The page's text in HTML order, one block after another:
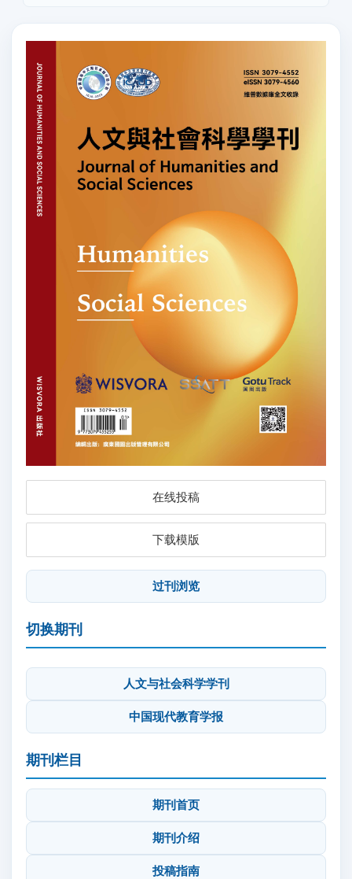
在线投稿
下载模版
过刊浏览
切换期刊
人文与社会科学学刊
中国现代教育学报
期刊栏目
期刊首页
期刊介绍
投稿指南